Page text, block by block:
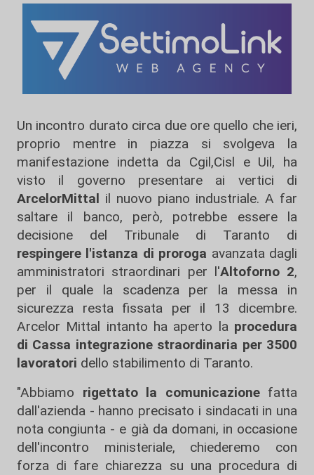
Un incontro durato circa due ore quello che ieri,
proprio mentre in piazza si svolgeva la
manifestazione indetta da Cgil,Cisl e Uil, ha
visto il governo presentare ai vertici di
ArcelorMittal il nuovo piano industriale. A far
saltare il banco, però, potrebbe essere la
decisione del Tribunale di Taranto di
respingere l'istanza di proroga avanzata dagli
amministratori straordinari per l'Altoforno 2,
per il quale la scadenza per la messa in
sicurezza resta fissata per il 13 dicembre.
Arcelor Mittal intanto ha aperto la procedura
di Cassa integrazione straordinaria per 3500
lavoratori dello stabilimento di Taranto.
"Abbiamo rigettato la comunicazionefatta
dall'azienda - hanno precisato i sindacati in una
nota congiunta - e già da domani, in occasione
dell'incontro ministeriale, chiederemo con
forza di fare chiarezza su una procedura di